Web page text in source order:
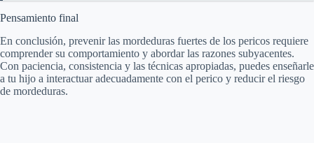
Pensamiento final
En conclusión, prevenir las mordeduras fuertes de los pericos requiere
comprender su comportamiento y abordar las razones subyacentes.
Con paciencia, consistencia y las técnicas apropiadas, puedes enseñarle
a tu hijo a interactuar adecuadamente con el perico y reducir el riesgo
de mordeduras.